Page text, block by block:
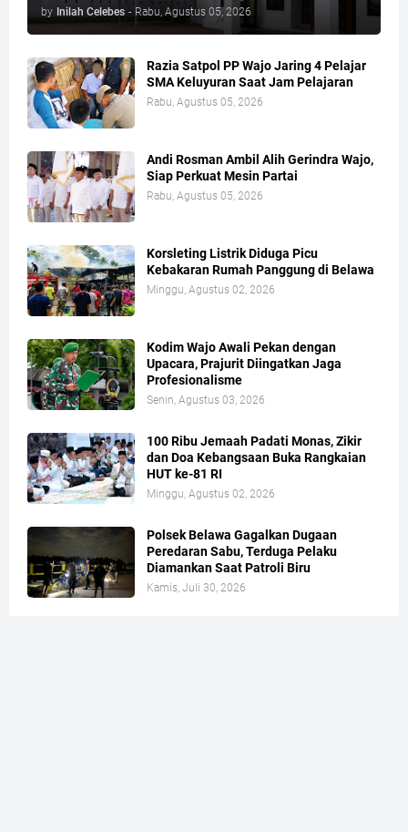
by Inilah Celebes - Rabu, Agustus 05, 2026
Razia Satpol PP Wajo Jaring 4 Pelajar
SMA Keluyuran Saat Jam Pelajaran
Rabu, Agustus 05, 2026
Andi Rosman Ambil Alih Gerindra Wajo,
Siap Perkuat Mesin Partai
Rabu, Agustus 05, 2026
Korsleting Listrik Diduga Picu
Kebakaran Rumah Panggung di Belawa
Minggu, Agustus 02, 2026
Kodim Wajo Awali Pekan dengan
Upacara, Prajurit Diingatkan Jaga
Profesionalisme
Senin, Agustus 03, 2026
100 Ribu Jemaah Padati Monas, Zikir
dan Doa Kebangsaan Buka Rangkaian
HUT ke-81 RI
Minggu, Agustus 02, 2026
Polsek Belawa Gagalkan Dugaan
Peredaran Sabu, Terduga Pelaku
Diamankan Saat Patroli Biru
Kamis, Juli 30, 2026